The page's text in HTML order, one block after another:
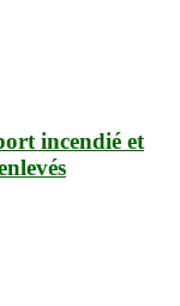
incendié et